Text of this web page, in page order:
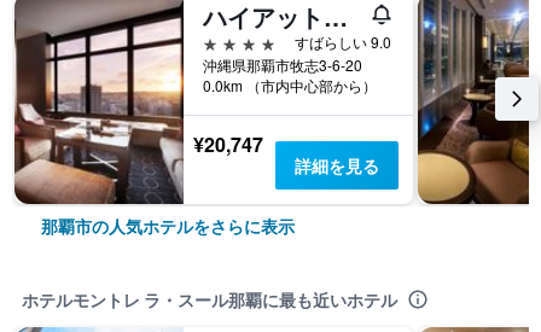
ハイアットリージェンシー那覇沖縄
4つ星
すばらしい 9.0
沖縄県那覇市牧志3-6-20
0.0km （市内中心部から）
¥20,747
詳細を見る
那覇市の人気ホテルをさらに表示
ホテルモントレ ラ・スール那覇に最も近いホテル